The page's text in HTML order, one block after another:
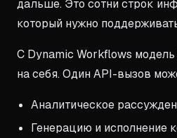
дальше. Это сотни строк
который нужно
С Dynamic Workflows
на себя. Один API-вызов
Аналитическое
Генерацию и исполнение